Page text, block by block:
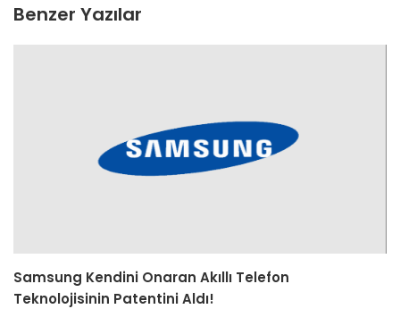
Benzer Yazılar
Samsung Kendini Onaran Akıllı Telefon
Teknolojisinin Patentini Aldı!